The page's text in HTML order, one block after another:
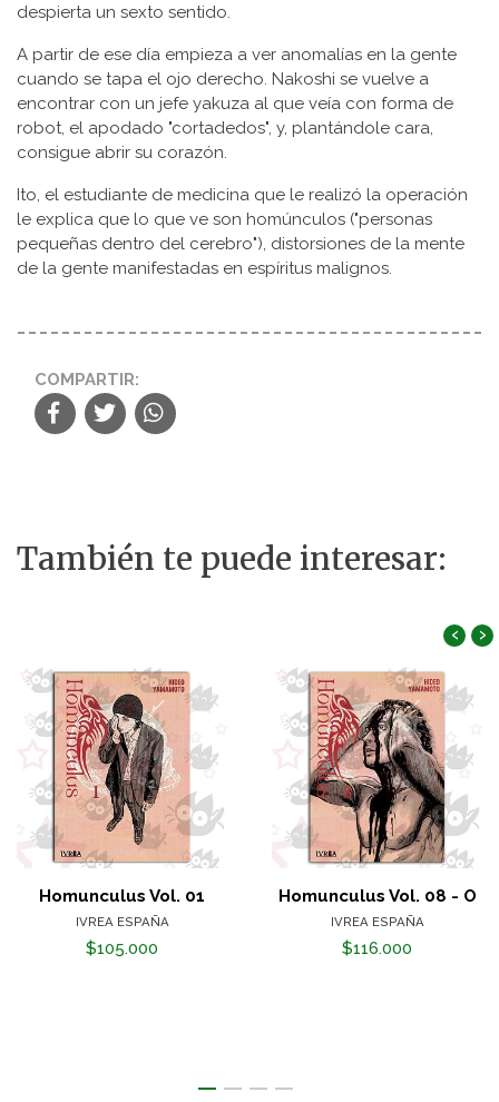
despierta un sexto sentido.
A partir de ese día empieza a ver anomalías en la gente
cuando se tapa el ojo derecho. Nakoshi se vuelve a
encontrar con un jefe yakuza al que veía con forma de
robot, el apodado "cortadedos", y, plantándole cara,
consigue abrir su corazón.
Ito, el estudiante de medicina que le realizó la operación
le explica que lo que ve son homúnculos ("personas
pequeñas dentro del cerebro"), distorsiones de la mente
de la gente manifestadas en espíritus malignos.
COMPARTIR:
También te puede interesar:
Homunculus Vol. 01
IVREA ESPAÑA
$105.000
Homunculus Vol. 08 - O
IVREA ESPAÑA
$116.000
‹ ›